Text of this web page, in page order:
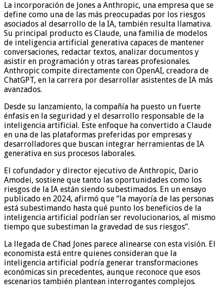
La incorporación de Jones a Anthropic, una empresa que se
define como una de las más preocupadas por los riesgos
asociados al desarrollo de la IA, también resulta llamativa.
Su principal producto es Claude, una familia de modelos
de inteligencia artificial generativa capaces de mantener
conversaciones, redactar textos, analizar documentos y
asistir en programación y otras tareas profesionales.
Anthropic compite directamente con OpenAI, creadora de
ChatGPT, en la carrera por desarrollar asistentes de IA más
avanzados.
Desde su lanzamiento, la compañía ha puesto un fuerte
énfasis en la seguridad y el desarrollo responsable de la
inteligencia artificial. Este enfoque ha convertido a Claude
en una de las plataformas preferidas por empresas y
desarrolladores que buscan integrar herramientas de IA
generativa en sus procesos laborales.
El cofundador y director ejecutivo de Anthropic, Dario
Amodei, sostiene que tanto las oportunidades como los
riesgos de la IA están siendo subestimados. En un ensayo
publicado en 2024, afirmó que “la mayoría de las personas
está subestimando hasta qué punto los beneficios de la
inteligencia artificial podrían ser revolucionarios, al mismo
tiempo que subestiman la gravedad de sus riesgos”.
La llegada de Chad Jones parece alinearse con esta visión. El
economista está entre quienes consideran que la
inteligencia artificial podría generar transformaciones
económicas sin precedentes, aunque reconoce que esos
escenarios también plantean interrogantes complejos.